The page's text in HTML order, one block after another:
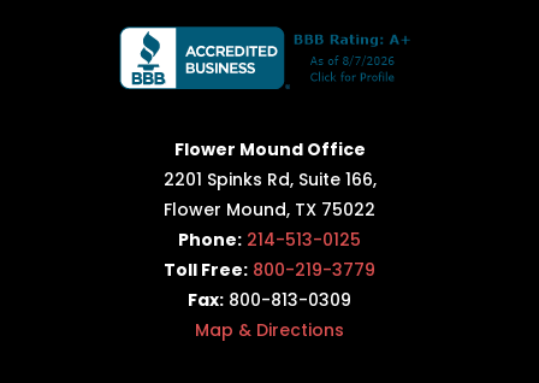
Flower Mound Office
2201 Spinks Rd, Suite 166,
Flower Mound, TX 75022
Phone: 214-513-0125
Toll Free: 800-219-3779
Fax: 800-813-0309
Map & Directions